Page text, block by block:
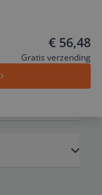
€ 56,48
Gratis verzending